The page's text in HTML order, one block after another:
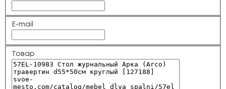
E-mail
Товар